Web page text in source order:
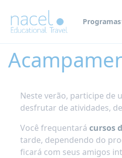
Programas
Neste verão, participe de
desfrutar de atividades,
Você frequentará cursos
tarde, dependendo do
ficará com seus amigos